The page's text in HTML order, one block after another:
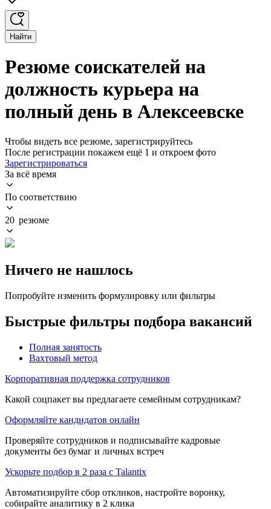
Найти
Резюме соискателей на
должность курьера на
полный день в Алексеевске
Чтобы видеть все резюме, зарегистрируйтесь
После регистрации покажем ещё 1 и откроем фото
Зарегистрироваться
За всё время
По соответствию
20 резюме
Ничего не нашлось
Попробуйте изменить формулировку или фильтры
Быстрые фильтры подбора вакансий
Полная занятость
Вахтовый метод
Корпоративная поддержка сотрудников
Какой соцпакет вы предлагаете семейным сотрудникам?
Оформляйте кандидатов онлайн
Проверяйте сотрудников и подписывайте кадровые
документы без бумаг и личных встреч
Ускорьте подбор в 2 раза с Talantix
Автоматизируйте сбор откликов, настройте воронку,
собирайте аналитику в 2 клика